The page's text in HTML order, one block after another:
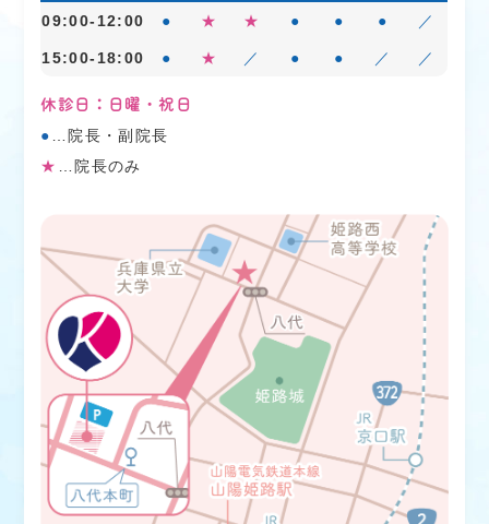
2025.10.01 お知らせ
院内の土足解禁
2025年8月より、感染予防の観点からスリッパの
使用をやめ、くつを履き替える手間をなくすた
09:00-12:00 ● ★ ★ ● ● ● ／
15:00-18:00 ● ★ ／ ● ● ／ ／
休診日：日曜・祝日
●
…院長・副院長
★
…院長のみ